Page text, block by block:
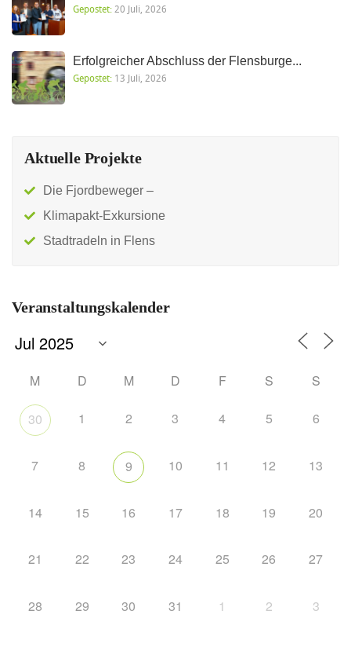
Gepostet:20 Juli, 2026
Erfolgreicher Abschluss der Flensburge...
Gepostet: 13 Juli, 2026
Aktuelle Projekte
Die Fjordbeweger –
Klimapakt-Exkursione
Stadtradeln in Flens
Veranstaltungskalender
M D M D F S S
30 1 2 3 4 5 6
7 8 9 10 11 12 13
14 15 16 17 18 19 20
21 22 23 24 25 26 27
28 29 30 31 1 2 3